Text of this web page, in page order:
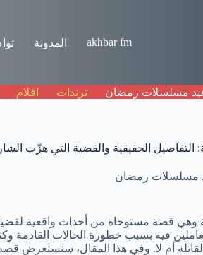
akhbar fm المدونة
مسلسلات رمضان ترندات افلام
مسلسلات رمضان
عنبر الموت رمضان 2026 كاملة وهي قصة
فيه بسبب خطورة الحالات
أم لا. وفي هذا المقال، سنستعرض قصة